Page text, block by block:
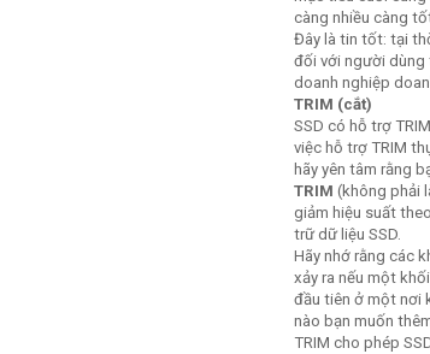
càng nhiều càng
Đây là tin tốt: tại
đối với người dùng
doanh nghiệp
TRIM (cắt)
SSD có hỗ trợ
việc hỗ trợ TRIM
hãy yên tâm rằng
TRIM (không phải
giảm hiệu suất
trữ dữ liệu SSD.
Hãy nhớ rằng các
xảy ra nếu một
đầu tiên ở một nơi
nào bạn muốn
TRIM cho phép